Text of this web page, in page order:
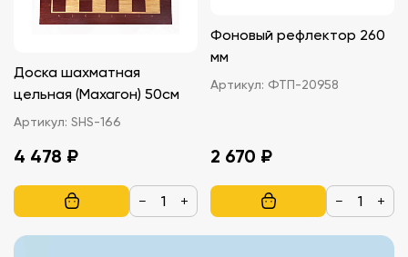
Доска шахматная
цельная (Махагон) 50см
Артикул: SHS-166
4 478 ₽
− +
Фоновый рефлектор 260
мм
Артикул: ФТП-20958
2 670 ₽
− +